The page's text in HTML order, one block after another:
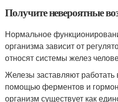
Получите невероятные
Нормальное
организма зависит от
относят системы желез
Железы заставляют работать
помощью ферментов и
организм существует как